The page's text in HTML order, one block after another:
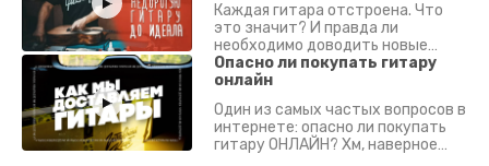
Каждая гитара отстроена. Что
это значит? И правда ли
необходимо доводить новые
гитары? Если кратко - да.
Подробно - в видео :)
Опасно ли покупать гитару
онлайн
Один из самых частых вопросов в
интернете: опасно ли покупать
гитару ОНЛАЙН? Хм, наверное